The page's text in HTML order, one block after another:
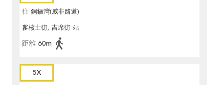
往 銅鑼灣(威非路道)
爹核士街, 吉席街 站
距離 60m
5X